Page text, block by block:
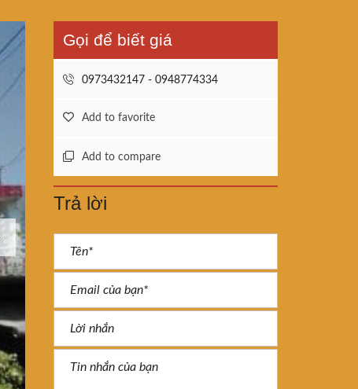
Gọi để biết giá
0973432147 - 0948774334
Add to favorite
Add to compare
Trả lời